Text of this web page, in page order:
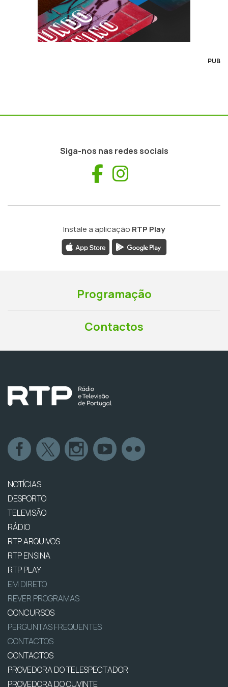
PUB
Siga-nos nas redes sociais
Facebook
Instale a aplicação RTP Play
Programação
Contactos
NOTÍCIAS
DESPORTO
TELEVISÃO
RÁDIO
RTP ARQUIVOS
RTP ENSINA
RTP PLAY
EM DIRETO
REVER PROGRAMAS
CONCURSOS
PERGUNTAS FREQUENTES
CONTACTOS
CONTACTOS
PROVEDORA DO TELESPECTADOR
PROVEDORA DO OUVINTE